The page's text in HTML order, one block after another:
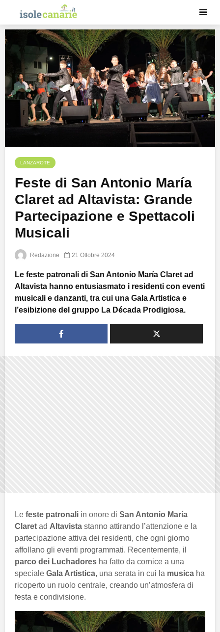
LANZAROTE
Feste di San Antonio María
Claret ad Altavista: Grande
Partecipazione e Spettacoli
Musicali
Redazione 21 Ottobre 2024
Le feste patronali di San Antonio María Claret ad
Altavista hanno entusiasmato i residenti con eventi
musicali e danzanti, tra cui una Gala Artistica e
l’esibizione del gruppo La Década Prodigiosa.
Le feste patronali in onore di San Antonio María
Claret ad Altavista stanno attirando l’attenzione e la
partecipazione attiva dei residenti, che ogni giorno
affollano gli eventi programmati. Recentemente, il
parco dei Luchadores ha fatto da cornice a una
speciale Gala Artistica, una serata in cui la musica ha
ricoperto un ruolo centrale, creando un’atmosfera di
festa e condivisione.